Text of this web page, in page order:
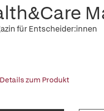
für Entscheider:innen
zum Produkt